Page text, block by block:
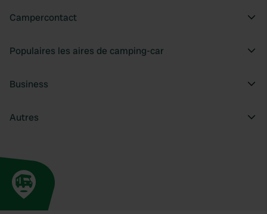
Campercontact
Populaires les aires de camping-car
Business
Autres